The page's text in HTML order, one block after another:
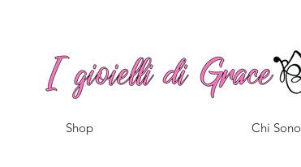
Shop Chi Sono